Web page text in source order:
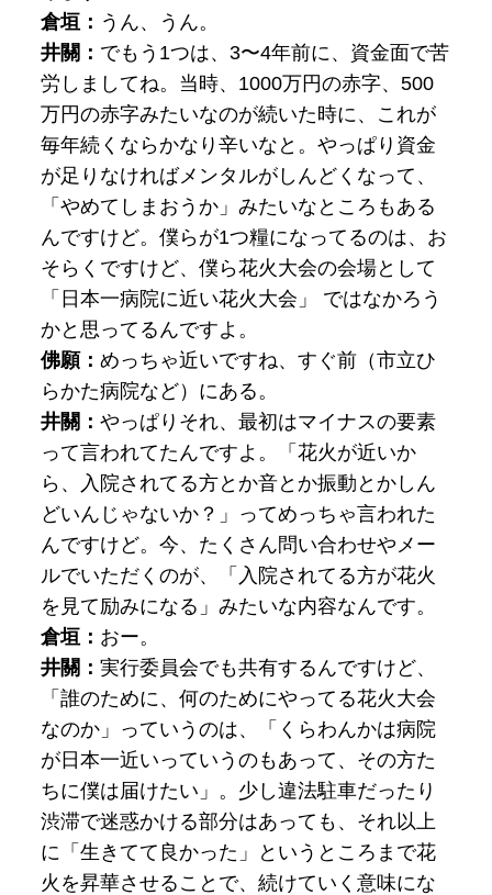
倉垣： うん、うん。
井關： でもう1つは、3〜4年前に、資金面で苦
労しましてね。当時、1000万円の赤字、500
万円の赤字みたいなのが続いた時に、これが
毎年続くならかなり辛いなと。やっぱり資金
が足りなければメンタルがしんどくなって、
「やめてしまおうか」みたいなところもある
んですけど。僕らが1つ糧になってるのは、お
そらくですけど、僕ら花火大会の会場として
「日本一病院に近い花火大会」 ではなかろう
かと思ってるんですよ。
佛願：めっちゃ近いですね、すぐ前（市立ひ
らかた病院など）にある。
井關：やっぱりそれ、最初はマイナスの要素
って言われてたんですよ。「花火が近いか
ら、入院されてる方とか音とか振動とかしん
どいんじゃないか？」ってめっちゃ言われた
んですけど。今、たくさん問い合わせやメー
ルでいただくのが、「入院されてる方が花火
を見て励みになる」みたいな内容なんです。
​倉垣： おー。
井關：実行委員会でも共有するんですけど、
「誰のために、何のためにやってる花火大会
なのか」っていうのは、「くらわんかは病院
が日本一近いっていうのもあって、その方た
ちに僕は届けたい」。少し違法駐車だったり
渋滞で迷惑かける部分はあっても、それ以上
に「生きてて良かった」というところまで花
火を昇華させることで、続けていく意味にな